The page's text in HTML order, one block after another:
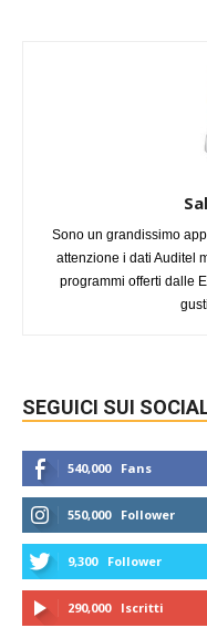
Sono un grandissimo
attenzione i dati Auditel
programmi offerti dalle
SEGUICI SUI
540,000 Fans
550,000 Follower
9,300 Follower
290,000 Iscritti